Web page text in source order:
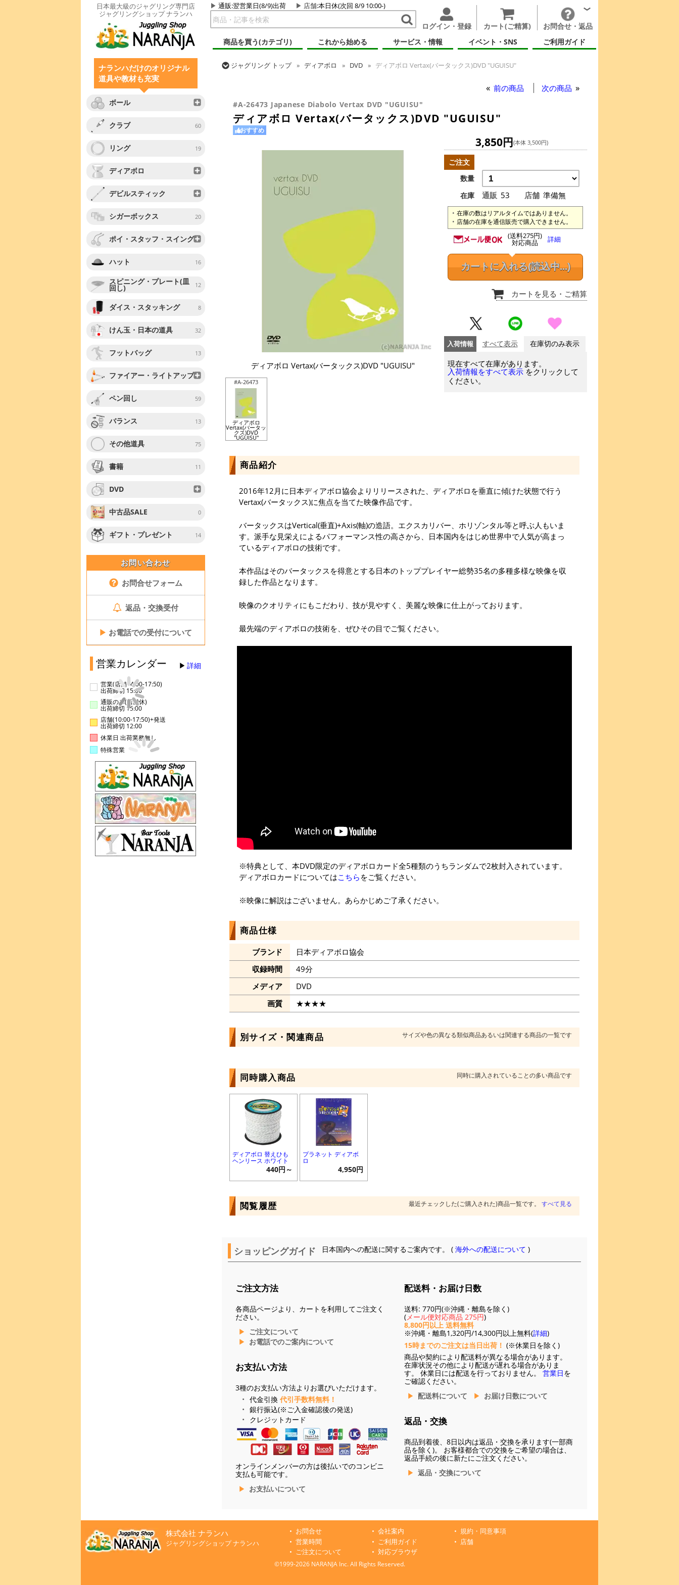
日本最大級のジャグリング専門店
ジャグリングショップ ナランハ
通販:翌営業日(8/9)出荷 店舗:本日休(次回 8/9 10:00-)
ログイン・登録 カート(ご精算)
お問合せ・返品
商品を買う(カテゴリ)
これから始める サービス・情報 イベント・SNS ご利用ガイド
ナランハだけのオリジナル
道具や教材も充実
ボール
クラブ 60
リング 19
ディアボロ
デビルスティック
シガーボックス 20
ポイ・スタッフ・スイング
ハット 16
スピニング・プレート(皿
回し) 12
ダイス・スタッキング 8
けん玉・日本の道具 32
フットバッグ 13
ファイアー・ライトアップ
ペン回し 59
バランス 13
その他道具 75
書籍 11
DVD
中古品SALE 0
ギフト・プレゼント 14
お問い合わせ
お問合せフォーム
返品・交換受付
▶ お電話での受付について
営業カレンダー 詳細
営業(店舗14:00-17:50)
出荷締切 15:00
通販のみ(店舗休)
出荷締切 15:00
店舗(10:00-17:50)+発送
出荷締切 12:00
休業日 出荷業務無し
特殊営業
ジャグリング トップ ディアボロ DVD
ディアボロ Vertax(バータックス)DVD "UGUISU"
前の商品 次の商品
#A-26473 Japanese Diabolo Vertax DVD "UGUISU"
ディアボロ Vertax(バータックス)DVD "UGUISU"
おすすめ
ディアボロ Vertax(バータックス)DVD "UGUISU"
#A-26473
ディアボロ
Vertax(バータッ
クス)DVD
"UGUISU"
3,850円(本体 3,500円)
ご注文
数量
在庫
通販 53 店舗 準備無
在庫の数はリアルタイムではありません。
店舗の在庫を通信販売で購入できません。
(送料275円)
対応商品 詳細
カートに入れる(読込中...)
カートを見る ・ご精算
入荷情報 すべて表示 在庫切のみ表示
現在すべて在庫があります。
入荷情報をすべて表示 をクリックして
ください。
商品紹介
2016年12月に日本ディアボロ協会よりリリースされた、ディアボロを垂直に傾けた状態で行う
Vertax(バータックス)に焦点を当てた映像作品です。
バータックスはVertical(垂直)+Axis(軸)の造語。エクスカリバー、ホリゾンタル等と呼ぶ人もいま
す。派手な見栄えによるパフォーマンス性の高さから、日本国内をはじめ世界中で人気が高まっ
ているディアボロの技術です。
本作品はそのバータックスを得意とする日本のトッププレイヤー総勢35名の多種多様な映像を収
録した作品となります。
映像のクオリティにもこだわり、技が見やすく、美麗な映像に仕上がっております。
最先端のディアボロの技術を、ぜひその目でご覧ください。
※特典として、本DVD限定のディアボロカード全5種類のうちランダムで2枚封入されています。
ディアボロカードについてはこちら をご覧ください。
※映像に解説はございません。あらかじめご了承ください。
商品仕様
ブランド
日本ディアボロ協会
収録時間
49分
メディア
DVD
画質
★★★★
別サイズ・関連商品 サイズや色の異なる類似商品あるいは関連する商品の一覧です
同時購入商品 同時に購入されていることの多い商品です
ディアボロ 替えひも
ヘンリース ホワイト
440円～
プラネット ディアボ
ロ
4,950円
閲覧履歴 最近チェックした(ご購入された)商品一覧です。 すべて見る
ショッピングガイド 日本国内への配送に関するご案内です。 (海外への配送について )
ご注文方法
各商品ページより、カートを利用してご注文く
ださい。
ご注文について
お電話でのご案内について
お支払い方法
3種のお支払い方法よりお選びいただけます。
代金引換 代引手数料無料！
銀行振込(※ご入金確認後の発送)
クレジットカード
オンラインメンバーの方は後払いでのコンビニ
支払も可能です。
お支払いについて
配送料・お届け日数
送料: 770円(※沖縄・離島を除く)
(メール便対応商品 275円)
8,800円以上 送料無料
※沖縄・離島1,320円/14,300円以上無料(詳細)
15時までのご注文は当日出荷！ (※休業日を除く)
商品や契約により配送料が異なる場合があります。
在庫状況その他により配送が遅れる場合がありま
す。 休業日には配送を行っておりません。 営業日を
ご確認ください。
配送料について
お届け日数について
返品・交換
商品到着後、8日以内は返品・交換を承ります(一部商
品を除く)。 お客様都合での交換をご希望の場合は、
返品手続の後に新たにご注文ください。
返品・交換について
株式会社 ナランハ
ジャグリングショップ ナランハ
お問合せ 会社案内
規約・同意事項
営業時間
ご利用ガイド
店舗
ご注文について
対応ブラウザ
©1999-2026 NARANJA Inc. All Rights Reserved.